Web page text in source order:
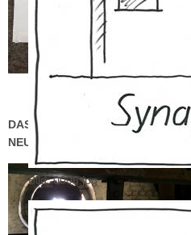
Bild_0006.jpg
DAS REPARIERTE
NEU !